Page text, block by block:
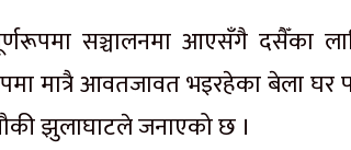
सञ्चालनमा आएसँगै दसैँका
मात्रै आवतजावत भइरहेका बेला
झुलाघाटले जनाएको छ ।